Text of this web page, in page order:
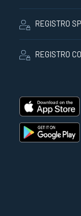
REGISTRO
REGISTRO